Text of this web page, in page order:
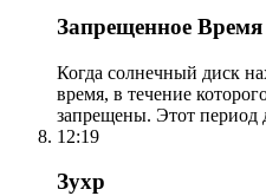
Запрещенное
Когда солнечный диск
время, в течение
запрещены. Этот период
12:19
Зухр